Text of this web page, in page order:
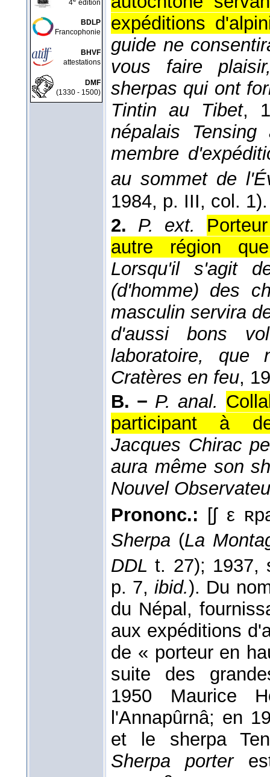
4
édition
BDLP
Francophonie
BHVF
attestations
DMF
(1330 - 1500)
expéditions
guide ne
vous faire
sherpas qui ont
Tintin au Tibet,
népalais
membre
au sommet de
1984, p. III, col. 1).
2.
P. ext.
autre région
Lorsqu'il s'agit
(d'homme) des
masculin servira
d'aussi bons
laboratoire, que
Cratères en feu,
B. − P. anal.
participant à
Jacques Chirac
aura même son
Nouvel
Prononc.: [ʃ ε
Sherpa (La
DDL t. 27); 1937,
p. 7,ibid.). Du
du Népal,
aux expéditions
de « porteur en
suite des
1950 Maurice
l'Annapûrnâ; en
et le sherpa
Sherpa porter